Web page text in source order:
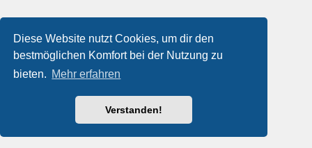
Diese Website nutzt Cookies, um dir den
bestmöglichen Komfort bei der Nutzung zu
bieten. Mehr erfahren
Verstanden!